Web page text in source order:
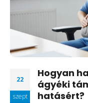
22
szept
Hogyan
ágyéki
hatásért?